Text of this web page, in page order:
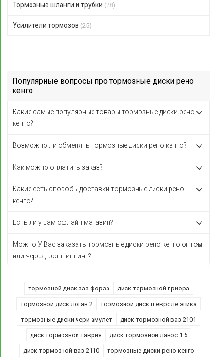
Тормозные шланги и трубки (78)
Усилители тормозов (25)
Популярные вопросы про тормозные диски рено
кенго
Какие самые популярные товары тормозные диски рено
кенго?
Возможно ли обменять тормозные диски рено кенго?
Как можно оплатить заказ?
Какие есть способы доставки тормозные диски рено
кенго?
Есть ли у вам офлайн магазин?
Можно У Вас заказать тормозные диски рено кенго оптом
или через дропшиппинг?
тормозной диск заз форза диск тормозной приора
тормозной диск логан 2 тормозной диск шевроле эпика
тормозные диски чери амулет диск тормозной ваз 2101
диск тормозной таврия диск тормозной ланос 1.5
диск тормозной ваз 2110 тормозные диски рено кенго